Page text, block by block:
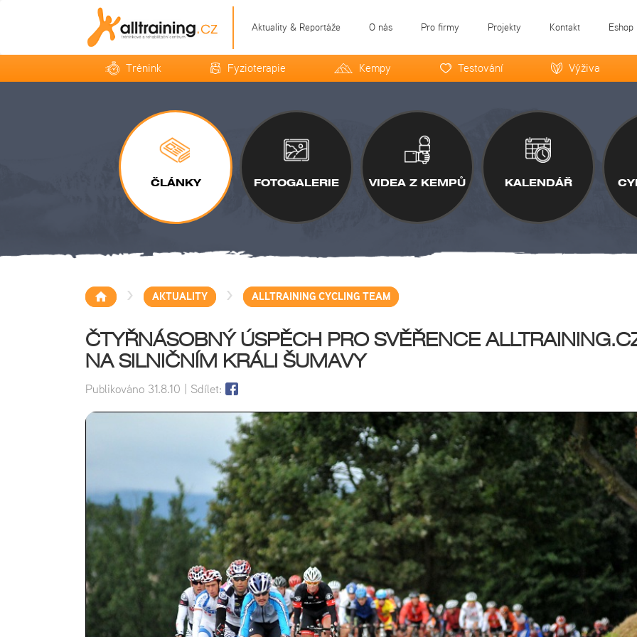
Aktuality & Reportáže O nás Pro firmy Projekty Kontakt Eshop
Trénink Fyzioterapie Kempy Testování Výživa
ČLÁNKY FOTOGALERIE VIDEA Z KEMPŮ KALENDÁŘ
> AKTUALITY > ALLTRAINING CYCLING TEAM
ČTYŘNÁSOBNÝ ÚSPĚCH PRO SVĚŘENCE
NA SILNIČNÍM KRÁLI ŠUMAVY
Publikováno 31.8.10 | Sdílet: